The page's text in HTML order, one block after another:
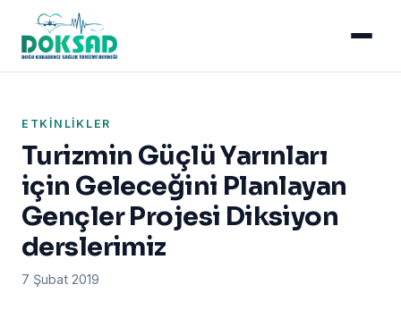
ETKINLIKLER
Turizmin Güçlü Yarınları
için Geleceğini Planlayan
Gençler Projesi Diksiyon
derslerimiz
7 Şubat 2019